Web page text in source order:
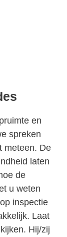
en
spreken
meteen. De
laten
de
u weten
inspectie
Laat
Hij/zij